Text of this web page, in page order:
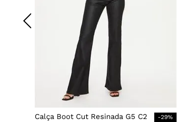
Calça Boot Cut Resinada G5 C2 -29%